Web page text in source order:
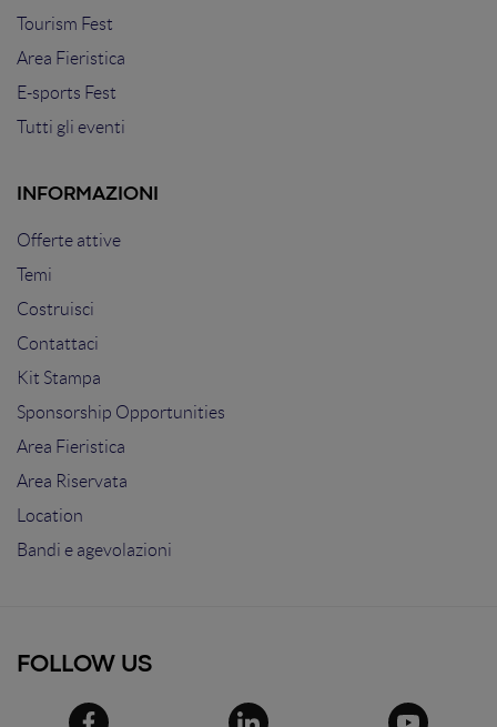
Tourism Fest
Area Fieristica
E-sports Fest
Tutti gli eventi
INFORMAZIONI
Offerte attive
Temi
Costruisci
Contattaci
Kit Stampa
Sponsorship Opportunities
Area Fieristica
Area Riservata
Location
Bandi e agevolazioni
FOLLOW US